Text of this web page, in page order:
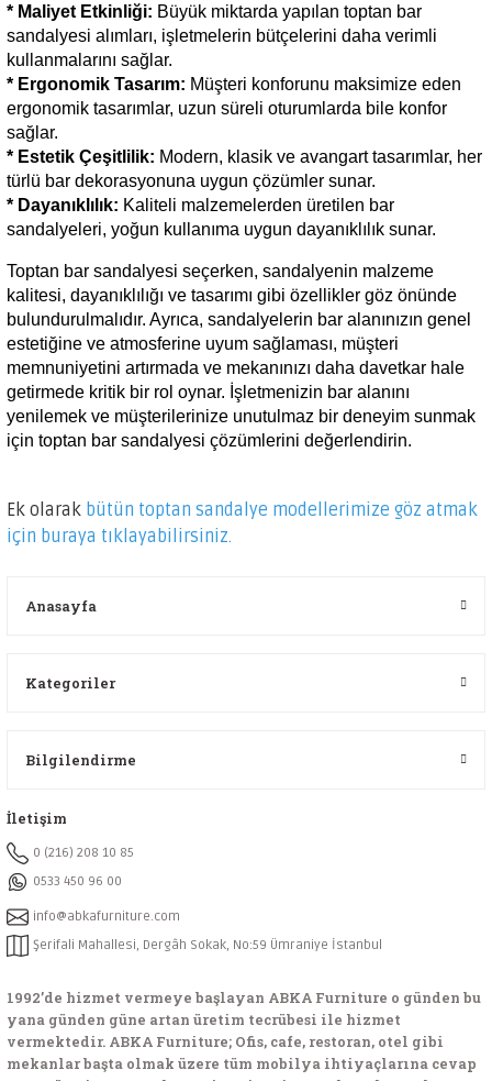
* Maliyet Etkinliği: Büyük miktarda yapılan toptan bar
sandalyesi alımları, işletmelerin bütçelerini daha verimli
kullanmalarını sağlar.
* Ergonomik Tasarım: Müşteri konforunu maksimize eden
ergonomik tasarımlar, uzun süreli oturumlarda bile konfor
sağlar.
* Estetik Çeşitlilik: Modern, klasik ve avangart tasarımlar, her
türlü bar dekorasyonuna uygun çözümler sunar.
* Dayanıklılık: Kaliteli malzemelerden üretilen bar
sandalyeleri, yoğun kullanıma uygun dayanıklılık sunar.
Toptan bar sandalyesi seçerken, sandalyenin malzeme
kalitesi, dayanıklılığı ve tasarımı gibi özellikler göz önünde
bulundurulmalıdır. Ayrıca, sandalyelerin bar alanınızın genel
estetiğine ve atmosferine uyum sağlaması, müşteri
memnuniyetini artırmada ve mekanınızı daha davetkar hale
getirmede kritik bir rol oynar. İşletmenizin bar alanını
yenilemek ve müşterilerinize unutulmaz bir deneyim sunmak
için toptan bar sandalyesi çözümlerini değerlendirin.
Ek olarak bütün toptan sandalye modellerimize göz atmak
için buraya tıklayabilirsiniz.
Anasayfa
Kategoriler
Bilgilendirme
İletişim
0 (216) 208 10 85
0533 450 96 00
info@abkafurniture.com
Şerifali Mahallesi, Dergâh Sokak, No:59 Ümraniye İstanbul
1992’de hizmet vermeye başlayan ABKA Furniture o günden bu
yana günden güne artan üretim tecrübesi ile hizmet
vermektedir. ABKA Furniture; Ofis, cafe, restoran, otel gibi
mekanlar başta olmak üzere tüm mobilya ihtiyaçlarına cevap